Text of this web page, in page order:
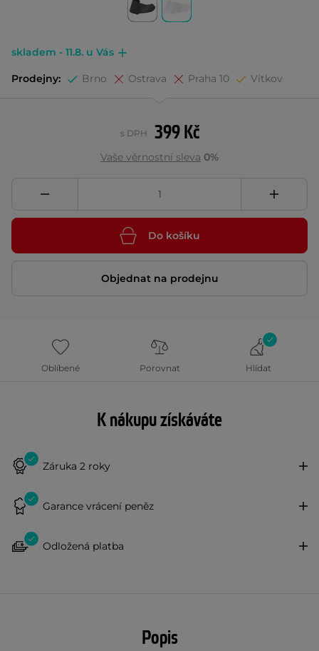
skladem - 11.8. u Vás
Prodejny: Brno Ostrava Praha 10 Vítkov
399 Kč
s DPH
Vaše věrnostní sleva 0%
Do košíku
Objednat na prodejnu
Oblíbené Porovnat Hlídat
K nákupu získáváte
Záruka 2 roky
Garance vrácení peněz
Odložená platba
Popis